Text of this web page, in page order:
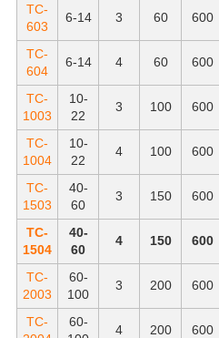
TC-
603
6-14 3 60 600
TC-
604
6-14 4 60 600
TC-
1003
10-
22
3 100 600
TC-
1004
10-
22
4 100 600
TC-
1503
40-
60
3 150 600
TC-
1504
40-
60
4 150 600
TC-
2003
60-
100
3 200 600
TC-
60-
4 200 600